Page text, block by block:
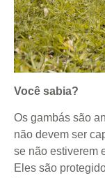
Você sabia?
Os gambás são
não devem ser
se não estiverem
Eles são